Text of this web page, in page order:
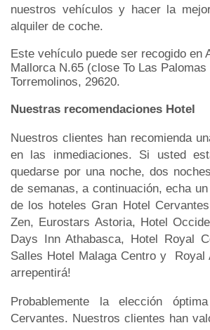
nuestros vehículos y hacer la
alquiler de coche.
Este vehículo puede ser recogido en
Mallorca N.65 (close To Las
Torremolinos, 29620.
Nuestras recomendaciones Hotel
Nuestros clientes han recomienda
en las inmediaciones. Si usted
quedarse por una noche, dos
de semanas, a continuación, echa
de los hoteles Gran Hotel
Zen, Eurostars Astoria, Hotel
Days Inn Athabasca, Hotel Royal
Salles Hotel Malaga Centro y Royal
arrepentirá!
Probablemente la elección
Cervantes. Nuestros clientes han